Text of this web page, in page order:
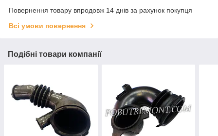
Повернення товару впродовж 14 днів за рахунок покупця
Всі умови повернення
Подібні товари компанії